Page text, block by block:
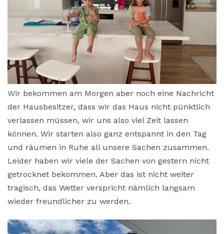
Wir bekommen am Morgen aber noch eine Nachricht
der Hausbesitzer, dass wir das Haus nicht pünktlich
verlassen müssen, wir uns also viel Zeit lassen
können. Wir starten also ganz entspannt in den Tag
und räumen in Ruhe all unsere Sachen zusammen.
Leider haben wir viele der Sachen von gestern nicht
getrocknet bekommen. Aber das ist nicht weiter
tragisch, das Wetter verspricht nämlich langsam
wieder freundlicher zu werden.